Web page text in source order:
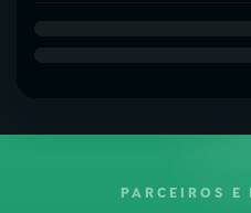
PARCEIROS